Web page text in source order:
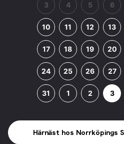
3 4 5 6
10 11 12 13
17 18 19 20
24 25 26 27
31 1 2 3
Härnäst hos Norrköpings